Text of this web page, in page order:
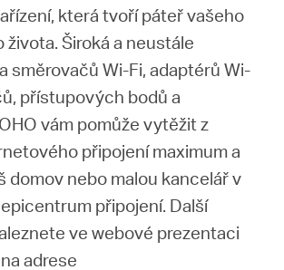
která tvoří páteř vašeho
života. Široká a neustále
směrovačů Wi-Fi, adaptérů Wi-
přístupových bodů a
vám pomůže vytěžit z
připojení maximum a
domov nebo malou kancelář v
připojení. Další
ve webové prezentaci
adrese